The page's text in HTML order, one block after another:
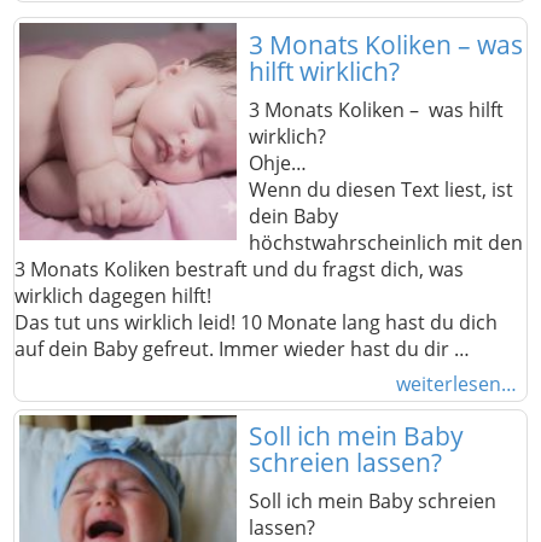
3 Monats Koliken – was
hilft wirklich?
3 Monats Koliken – was hilft
wirklich?
Ohje…
Wenn du diesen Text liest, ist
dein Baby
höchstwahrscheinlich mit den
3 Monats Koliken bestraft und du fragst dich, was
wirklich dagegen hilft!
Das tut uns wirklich leid! 10 Monate lang hast du dich
auf dein Baby gefreut. Immer wieder hast du dir …
weiterlesen…
Soll ich mein Baby
schreien lassen?
Soll ich mein Baby schreien
lassen?